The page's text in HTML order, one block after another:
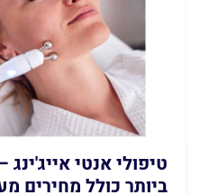
טיפולי אנטי
ביותר כולל מחירים